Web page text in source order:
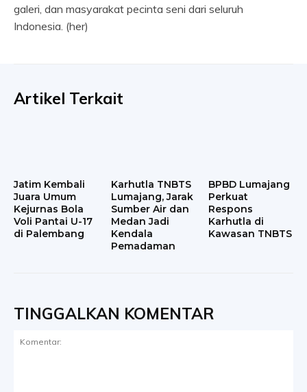
galeri, dan masyarakat pecinta seni dari seluruh
Indonesia. (her)
Artikel Terkait
Jatim Kembali
Juara Umum
Kejurnas Bola
Voli Pantai U-17
di Palembang
Karhutla TNBTS
Lumajang, Jarak
Sumber Air dan
Medan Jadi
Kendala
Pemadaman
BPBD Lumajang
Perkuat
Respons
Karhutla di
Kawasan TNBTS
TINGGALKAN KOMENTAR